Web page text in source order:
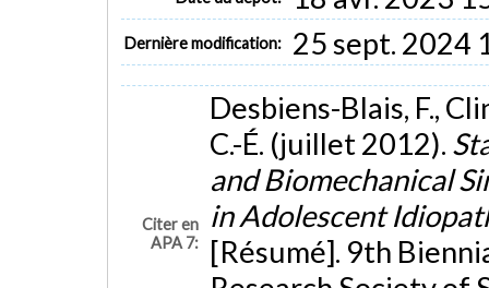
Dernière modification: 25 sept. 2024
Citer en
APA 7:
Desbiens-Blais, F.,
C.-É. (juillet 2012).
and Biomechanical
in Adolescent
[Résumé]. 9th